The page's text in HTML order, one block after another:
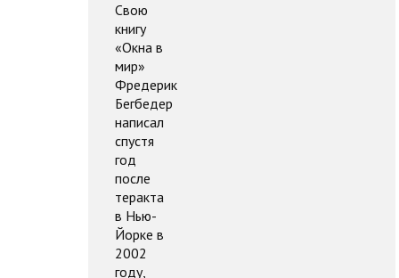
Свою
книгу
«Окна в
мир»
Фредерик
Бегбедер
написал
спустя
год
после
теракта
в Нью-
Йорке в
2002
году,